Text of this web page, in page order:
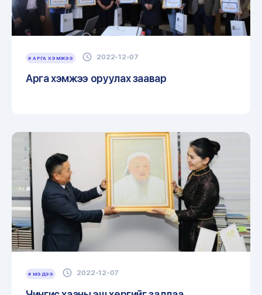
# АРГА ХЭМЖЭЭ 2022-12-07
Арга хэмжээ оруулах заавар
# МЭДЭЭ 2022-12-07